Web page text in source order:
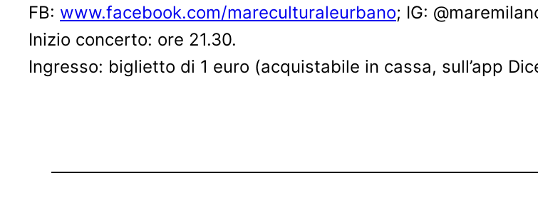
FB: www.facebook.com/mareculturaleurbano; IG:
Inizio concerto: ore 21.30.
Ingresso: biglietto di 1 euro (acquistabile in cassa, sull’app